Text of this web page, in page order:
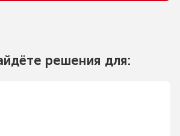
решения для: